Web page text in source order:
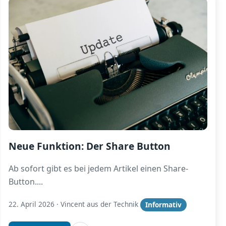
Neue Funktion: Der Share Button
Ab sofort gibt es bei jedem Artikel einen Share-
Button....
22. April 2026 · Vincent aus der Technik Informativ